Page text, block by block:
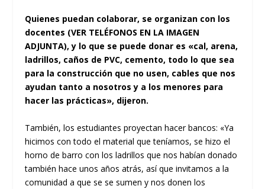
Quienes puedan colaborar, se organizan con los
docentes (VER TELÉFONOS EN LA IMAGEN
ADJUNTA), y lo que se puede donar es «cal, arena,
ladrillos, caños de PVC, cemento, todo lo que sea
para la construcción que no usen, cables que nos
ayudan tanto a nosotros y a los menores para
hacer las prácticas», dijeron.
También, los estudiantes proyectan hacer bancos: «Ya
hicimos con todo el material que teníamos, se hizo el
horno de barro con los ladrillos que nos habían donado
también hace unos años atrás, así que invitamos a la
comunidad a que se se sumen y nos donen los